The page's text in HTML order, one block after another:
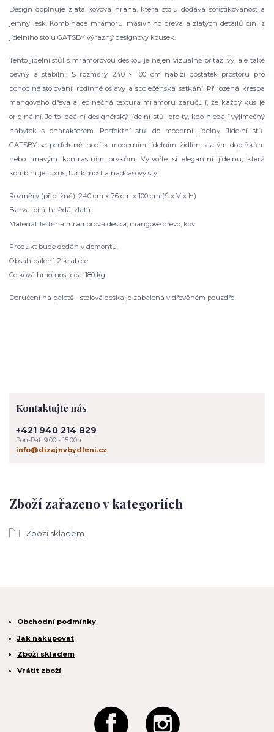
Design doplňuje zlatá kovová hrana, která stolu dodává sofistikovanost a
jemný lesk. Kombinace mramoru, masivního dřeva a zlatých detailů činí z
jídelního stolu GATSBY výrazný designový kousek.
Tento jídelní stůl s mramorovou deskou je nejen vizuálně přitažlivý, ale také
pevný a stabilní. S rozměry 240 × 100 cm nabízí dostatek prostoru pro
pohodlné stolování, rodinné oslavy a společenská setkání. Přirozená kresba
mangového dřeva a jedinečná textura mramoru zaručují, že každý kus je
originální. Je to ideální designérský jídelní stůl pro ty, kdo hledají výjimečný
nábytek s charakterem. Perfektní stůl do moderní jídelny. Jídelní stůl
GATSBY se perfektně hodí k moderním jídelním židlím, zlatým doplňkům
nebo tmavým kontrastním prvkům. Vytvořte si elegantní jídelnu, která
kombinuje luxus, funkčnost a nadčasový styl.
Rozměry (přibližně): 240 cm x 76 cm x 100 cm (Š x V x H)
Barva: bílá, hnědá, zlatá
Materiál: leštěná mramorová deska, mangové dřevo, kov
Produkt bude dodán v demontu.
Obsah balení: 2 krabice
Celková hmotnost cca: 180 kg
Doručení na paletě - stolová deska je zabalená v dřevěném pouzdře.
Zboží zařazeno v kategoriích
Zboží skladem
Kontaktujte nás
+421 940 214 829
Pon-Pát: 9:00 - 15:00h
info@dizajnvbydleni.cz
Obchodní podmínky
Jak nakupovat
Zboží skladem
Vrátit zboží